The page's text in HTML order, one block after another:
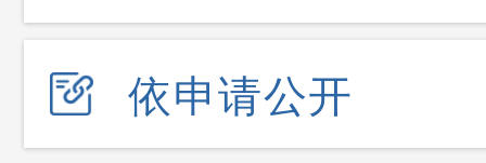
依申请公开